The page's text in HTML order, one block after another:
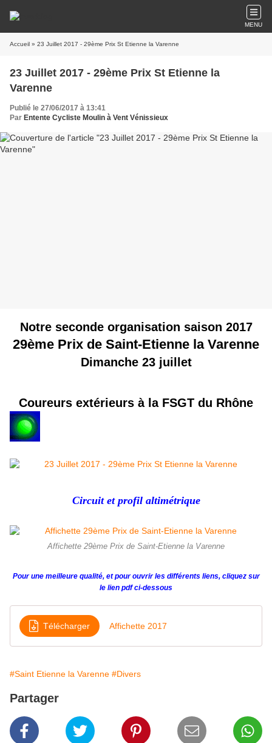
MENU
Accueil » 23 Juillet 2017 - 29ème Prix St Etienne la Varenne
23 Juillet 2017 - 29ème Prix St Etienne la
Varenne
Publié le 27/06/2017 à 13:41
Par Entente Cycliste Moulin à Vent Vénissieux
Notre seconde organisation saison 2017
29ème Prix de Saint-Etienne la Varenne
Dimanche 23 juillet
Coureurs extérieurs à la FSGT du Rhône
Circuit et profil altimétrique
Affichette 29ème Prix de Saint-Etienne la Varenne
Pour une meilleure qualité, et pour ouvrir les différents liens, cliquez sur
le lien pdf ci-dessous
Télécharger Affichette 2017
#Saint Etienne la Varenne #Divers
Partager